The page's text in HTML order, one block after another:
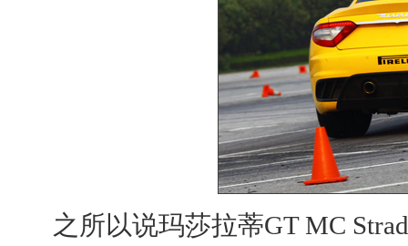
之所以说玛莎拉蒂GTMC